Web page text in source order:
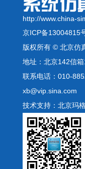
http://www.china-
京ICP备13004815
版权所有 © 北京
地址：北京142信
联系电话：010-
xb@vip.sina.com
技术支持：北京玛